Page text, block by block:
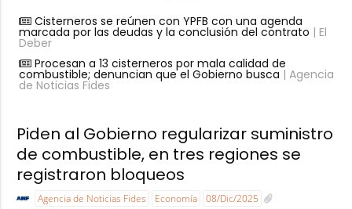
Cisterneros se reúnen con YPFB con una agenda
marcada por las deudas y la conclusión del contrato | El
Deber
Procesan a 13 cisterneros por mala calidad de
combustible; denuncian que el Gobierno busca | Agencia
de Noticias Fides
Piden al Gobierno regularizar suministro
de combustible, en tres regiones se
registraron bloqueos
Agencia de Noticias Fides Economía 08/Dic/2025